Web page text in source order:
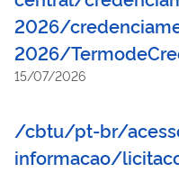
2026/
2026/
15/07/2026
/cbtu/pt-br/
informacao/